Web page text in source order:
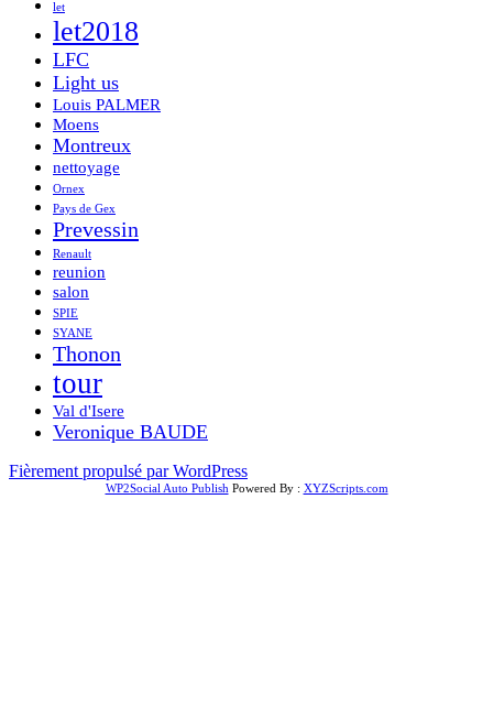
let
let2018
LFC
Light us
Louis PALMER
Moens
Montreux
nettoyage
Ornex
Pays de Gex
Prevessin
Renault
reunion
salon
SPIE
SYANE
Thonon
tour
Val d'Isere
Veronique BAUDE
Fièrement propulsé par WordPress
WP2Social Auto Publish Powered By : XYZScripts.com